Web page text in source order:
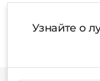
Узнайте о